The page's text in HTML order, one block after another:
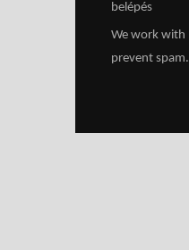
belépés
We work with
prevent spam.